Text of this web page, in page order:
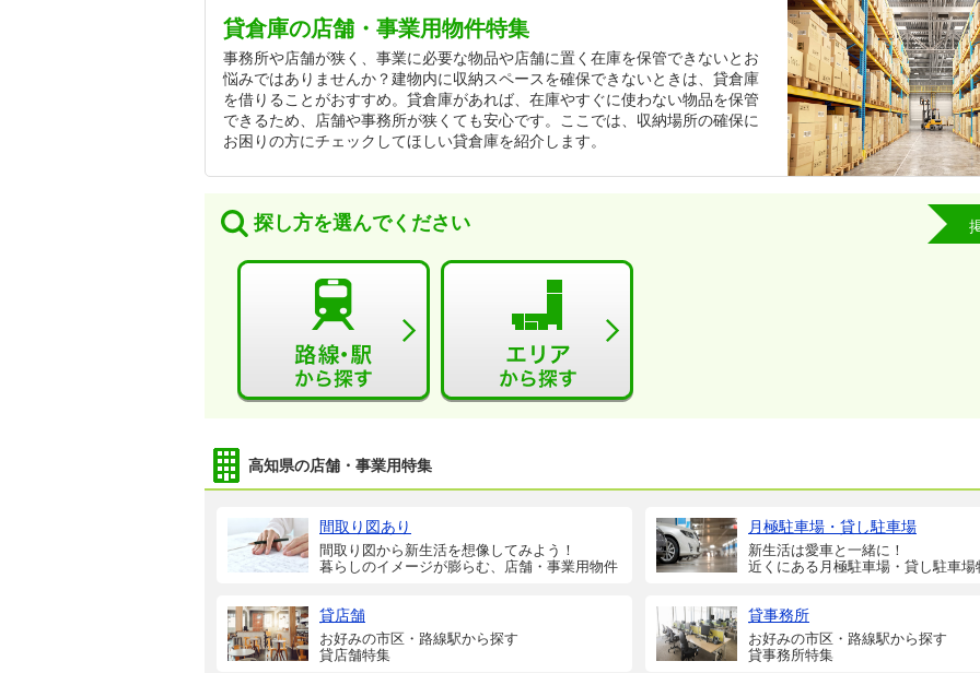
貸倉庫の店舗・事業用物件特集
事務所や店舗が狭く、事業に必要な物品や店舗に置く在庫を保管できないとお
悩みではありませんか？建物内に収納スペースを確保できないときは、貸倉庫
を借りることがおすすめ。貸倉庫があれば、在庫やすぐに使わない物品を保管
できるため、店舗や事務所が狭くても安心です。ここでは、収納場所の確保に
お困りの方にチェックしてほしい貸倉庫を紹介します。
探し方を選んでください
高知県の店舗・事業用特集
間取り図あり
間取り図から新生活を想像してみよう！
暮らしのイメージが膨らむ、店舗・事業用物件
月極駐車場・貸し駐車場
新生活は愛車と一緒に！
近くにある月極駐車場・貸し駐車場
貸店舗
お好みの市区・路線駅から探す
貸店舗特集
貸事務所
お好みの市区・路線駅から探す
貸事務所特集